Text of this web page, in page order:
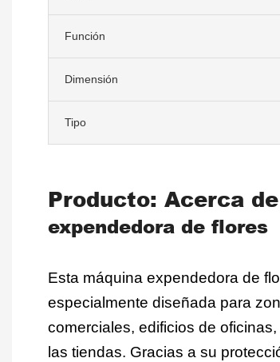
Función
Dimensión
Tipo
Producto: Acerca de
expendedora de flores
Esta máquina expendedora de
especialmente diseñada para
comerciales, edificios de
las tiendas. Gracias a su